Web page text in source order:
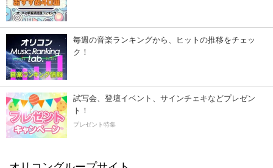
毎週の音楽ランキングから、ヒットの推移をチェッ
ク！
試写会、登壇イベント、サインチェキなどプレゼン
ト！
プレゼント特集